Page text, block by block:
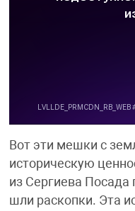
Вот эти мешки с
историческую
из Сергиева Посада
шли раскопки. Эта